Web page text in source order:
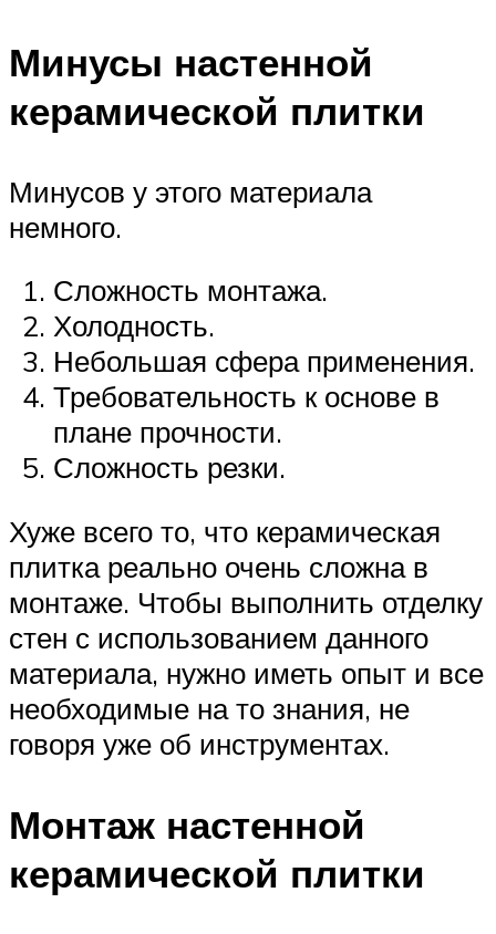
Минусы настенной
керамической плитки
Минусов у этого материала
немного.
Сложность монтажа.
Холодность.
Небольшая сфера применения.
Требовательность к основе в
плане прочности.
Сложность резки.
Хуже всего то, что керамическая
плитка реально очень сложна в
монтаже. Чтобы выполнить отделку
стен с использованием данного
материала, нужно иметь опыт и все
необходимые на то знания, не
говоря уже об инструментах.
Монтаж настенной
керамической плитки